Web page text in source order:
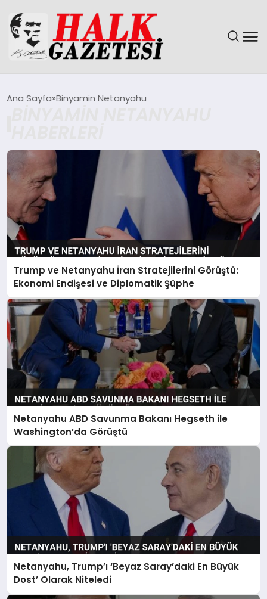
EĞITIM
EKONOMI
MAGAZIN
SAĞLIK
SIYASET
SPOR
TEKNOLOJI
YAŞAM
Ana Sayfa Binyamin Netanyahu
Trump ve Netanyahu İran Stratejilerini Görüştü:
Ekonomi Endişesi ve Diplomatik Şüphe
Netanyahu ABD Savunma Bakanı Hegseth ile
Washington’da Görüştü
Netanyahu, Trump’ı ‘Beyaz Saray’daki En Büyük
Dost’ Olarak Niteledi